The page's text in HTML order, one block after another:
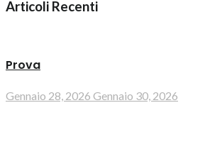
Articoli Recenti
Prova
Gennaio 28, 2026 Gennaio 30, 2026